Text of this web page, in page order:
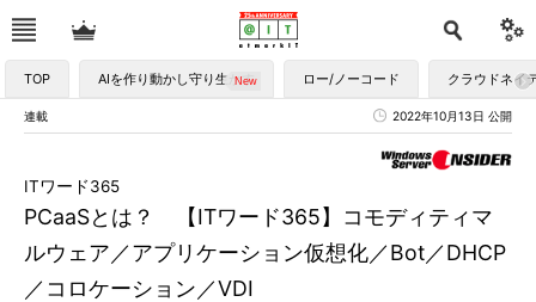
TOP AIを作り動かし守り生かす ロー/ノーコード クラウドネイ
連載 2022年10月13日 公開
PCaaSとは？ 【ITワード365】コモディティマ
ルウェア／アプリケーション仮想化／Bot／DHCP
／コロケーション／VDI
ITワード365